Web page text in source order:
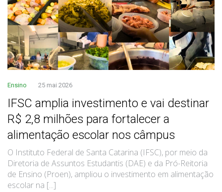
Ensino 25 mai 2026
IFSC amplia investimento e vai destinar
R$ 2,8 milhões para fortalecer a
alimentação escolar nos câmpus
O Instituto Federal de Santa Catarina (IFSC), por meio da
Diretoria de Assuntos Estudantis (DAE) e da Pró-Reitoria
de Ensino (Proen), ampliou o investimento em alimentação
escolar na [...]